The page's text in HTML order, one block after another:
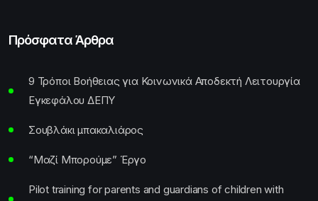
Πρόσφατα Άρθρα
9 Τρόποι Βοήθειας για Κοινωνικά Αποδεκτή Λειτουργία
Εγκεφάλου ΔΕΠΥ
Σουβλάκι μπακαλιάρος
“Μαζί Μπορούμε” Έργο
Pilot training for parents and guardians of children with